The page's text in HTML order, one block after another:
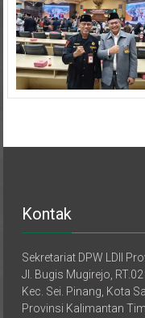
Jl. Bugis Mugirejo,
Kec. Sei. Pinang, Kota
Provinsi Kalimantan
Telp. 082121634444